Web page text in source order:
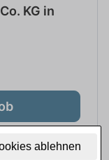
ablehnen
KG in